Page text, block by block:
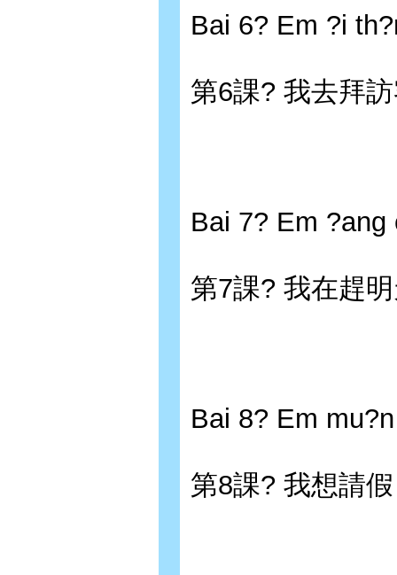
Bai 6? Em ?i
第6課? 我去拜
Bai 7? Em
第7課? 我在趕
Bai 8? Em
第8課? 我想請假